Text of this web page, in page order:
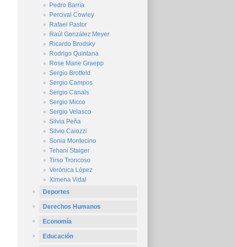
Pedro Barría
Percival Cowley
Rafael Pastor
Raúl González Meyer
Ricardo Brodsky
Rodrigo Quintana
Rose Marie Graepp
Sergio Brotfeld
Sergio Campos
Sergio Canals
Sergio Micco
Sergio Velasco
Silvia Peña
Silvio Caiozzi
Sonia Montecino
Tehani Staiger
Tirso Troncoso
Verónica López
Ximena Vidal
Deportes
Derechos Humanos
Economía
Educación